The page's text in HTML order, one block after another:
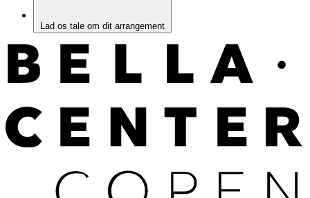
Lad os tale om dit arrangement